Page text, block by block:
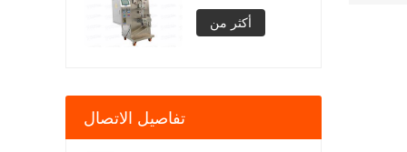
أكثر من
تفاصيل الاتصال